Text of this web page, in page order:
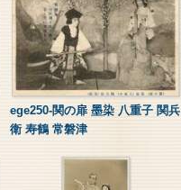
ege250-関の扉 墨染 八重子 関兵
衛 寿鶴 常磐津